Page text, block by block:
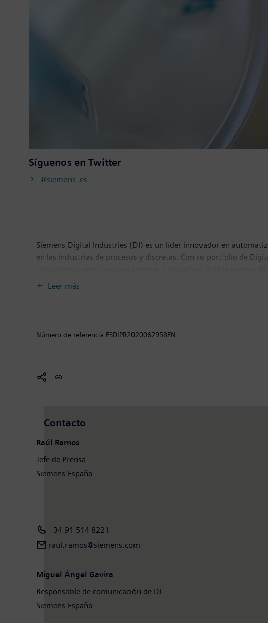
Síguenos en Twitter
@siemens_es
Siemens Digital Industries (DI) es un líder innovador en
en las industrias de procesos y discretas. Con su portfolio de
clientes para lograr una mayor productividad y flexibilidad. DI
Leer más
Número de referencia ESDIPR2020062958EN
Contacto
Raúl Ramos
Jefe de Prensa
Siemens España
+34 91 514 8221
raul.ramos@siemens.com
Miguel Ángel Gavira
Responsable de comunicación de DI
Siemens España